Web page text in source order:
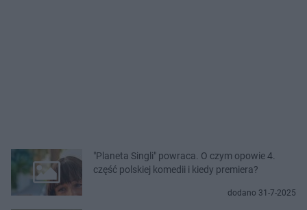
"Planeta Singli" powraca. O czym opowie 4.
część polskiej komedii i kiedy premiera?
dodano 31-7-2025